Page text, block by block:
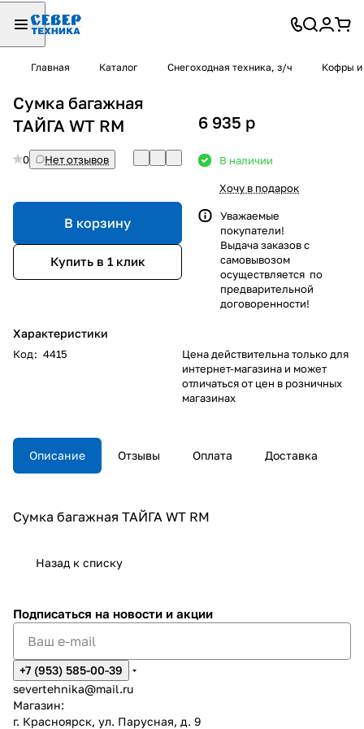
Главная Каталог Снегоходная техника, з/ч Кофры и
Сумка багажная
ТАЙГА WT RM
0 Нет отзывов
В корзину
Купить в 1 клик
Характеристики
Код: 4415
6 935 p
В наличии
Хочу в подарок
Уважаемые
покупатели!
Выдача заказов с
самовывозом
осуществляется по
предварительной
договоренности!
Цена действительна только для
интернет-магазина и может
отличаться от цен в розничных
магазинах
Описание Отзывы Оплата Доставка
Сумка багажная ТАЙГА WT RM
Назад к списку
Подписаться на новости и акции
+7 (953) 585-00-39
severtehnika@mail.ru
Магазин:
г. Красноярск, ул. Парусная, д. 9